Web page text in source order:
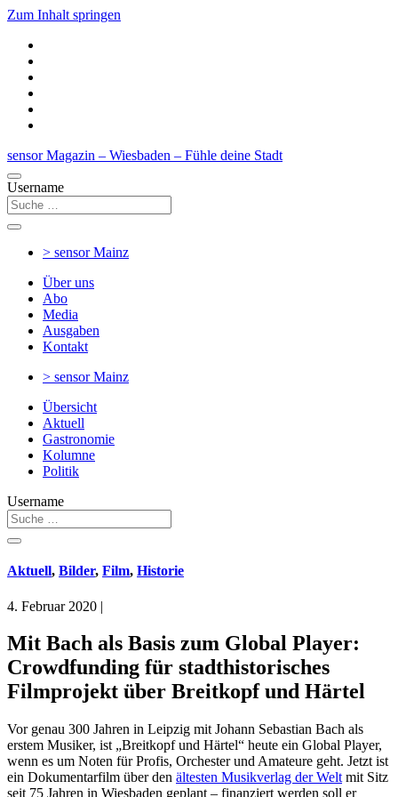
Zum Inhalt springen
sensor Magazin – Wiesbaden – Fühle deine Stadt
Username
> sensorMainz
Über uns
Abo
Media
Ausgaben
Kontakt
> sensorMainz
Übersicht
Aktuell
Gastronomie
Kolumne
Politik
Username
Aktuell, Bilder, Film, Historie
4. Februar 2020 |
Mit Bach als Basis zum Global Player:
Crowdfunding für stadthistorisches
Filmprojekt über Breitkopf und Härtel
Vor genau 300 Jahren in Leipzig mit Johann Sebastian Bach als
erstem Musiker, ist „Breitkopf und Härtel“ heute ein Global Player,
wenn es um Noten für Profis, Orchester und Amateure geht. Jetzt ist
ein Dokumentarfilm über den ältesten Musikverlag der Welt mit Sitz
seit 75 Jahren in Wiesbaden geplant – finanziert werden soll er